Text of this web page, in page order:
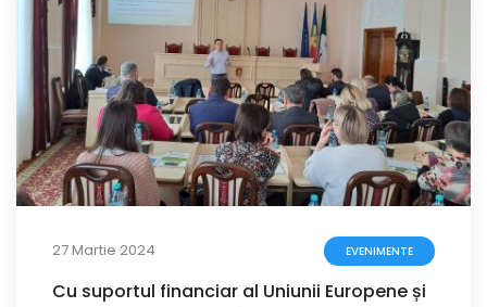
27 Martie 2024 EVENIMENTE
Cu suportul financiar al Uniunii Europene și